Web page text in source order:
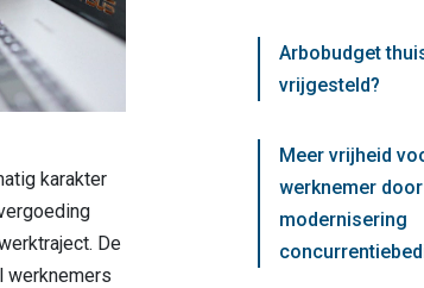
karakter
De
werknemers
Arbobudget
vrijgesteld?
Meer vrijheid
werknemer door
modernisering